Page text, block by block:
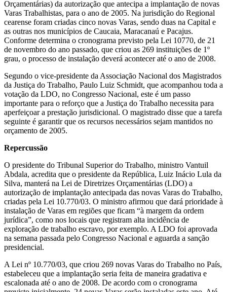
Orçamentárias) da autorização que antecipa a implantação de novas
Varas Trabalhistas, para o ano de 2005. Na jurisdição do Regional
cearense foram criadas cinco novas Varas, sendo duas na Capital e
as outras nos municípios de Caucaia, Maracanaú e Pacajus.
Conforme determina o cronograma previsto pela Lei 10770, de 21
de novembro do ano passado, que criou as 269 instituições de 1º
grau, o processo de instalação deverá acontecer até o ano de 2008.
Segundo o vice-presidente da Associação Nacional dos Magistrados
da Justiça do Trabalho, Paulo Luiz Schmidt, que acompanhou toda a
votação da LDO, no Congresso Nacional, este é um passo
importante para o reforço que a Justiça do Trabalho necessita para
aperfeiçoar a prestação jurisdicional. O magistrado disse que a tarefa
seguinte é garantir que os recursos necessários sejam mantidos no
orçamento de 2005.
Repercussão
O presidente do Tribunal Superior do Trabalho, ministro Vantuil
Abdala, acredita que o presidente da República, Luiz Inácio Lula da
Silva, manterá na Lei de Diretrizes Orçamentárias (LDO) a
autorização de implantação antecipada das novas Varas do Trabalho,
criadas pela Lei 10.770/03. O ministro afirmou que dará prioridade à
instalação de Varas em regiões que ficam “à margem da ordem
jurídica”, como nos locais que registram alta incidência de
exploração de trabalho escravo, por exemplo. A LDO foi aprovada
na semana passada pelo Congresso Nacional e aguarda a sanção
presidencial.
A Lei nº 10.770/03, que criou 269 novas Varas do Trabalho no País,
estabeleceu que a implantação seria feita de maneira gradativa e
escalonada até o ano de 2008. De acordo com o cronograma